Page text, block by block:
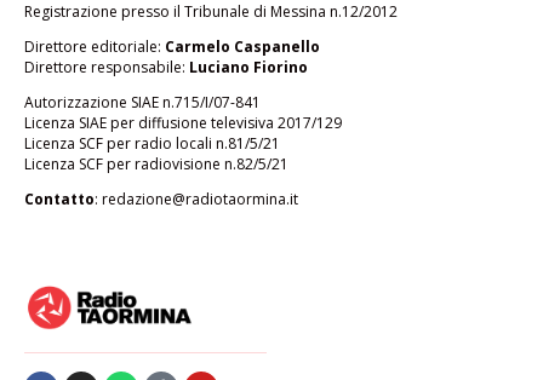
Registrazione presso il Tribunale di Messina n.12/2012
Direttore editoriale: Carmelo Caspanello
Direttore responsabile: Luciano Fiorino
Autorizzazione SIAE n.715/I/07-841
Licenza SIAE per diffusione televisiva 2017/129
Licenza SCF per radio locali n.81/5/21
Licenza SCF per radiovisione n.82/5/21
Contatto: redazione@radiotaormina.it